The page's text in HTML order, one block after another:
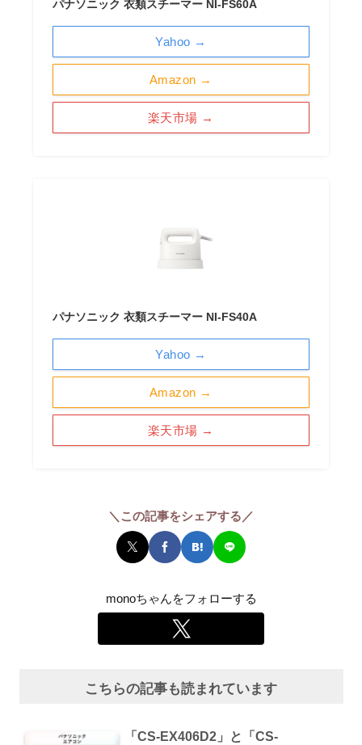
パナソニック 衣類スチーマー NI-FS60A
Amazon →
楽天市場 →
Yahoo →
パナソニック 衣類スチーマー NI-FS40A
Amazon →
楽天市場 →
Yahoo →
＼この記事をシェアする／
monoちゃんをフォローする
こちらの記事も読まれています
「CS-EX406D2」と「CS-